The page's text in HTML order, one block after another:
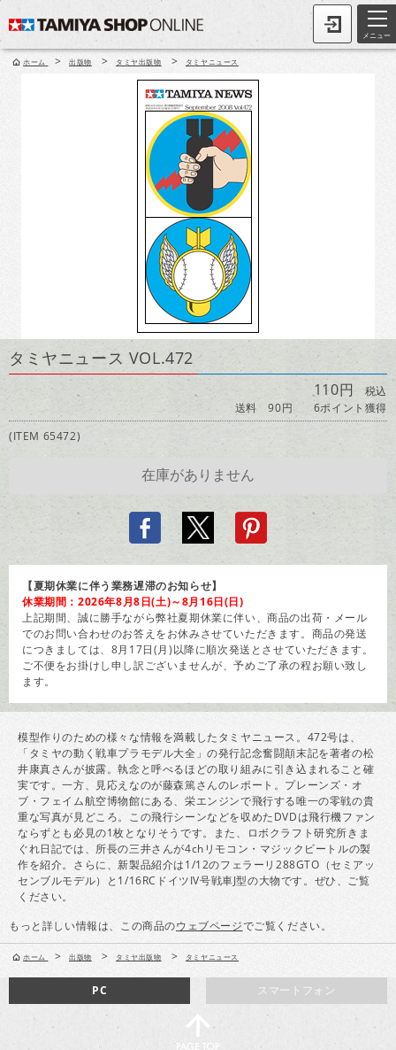
メニュー
ホーム > 出版物 > タミヤ出版物 > タミヤニュース
タミヤニュース VOL.472
110円 税込
送料 90円
6ポイント獲得
(ITEM 65472)
【夏期休業に伴う業務遅滞のお知らせ】
休業期間：2026年8月8日(土)～8月16日(日)
上記期間、誠に勝手ながら弊社夏期休業に伴い、商品の出荷・メール
でのお問い合わせのお答えをお休みさせていただきます。商品の発送
につきましては、8月17日(月)以降に順次発送とさせていただきます。
ご不便をお掛けし申し訳ございませんが、予めご了承の程お願い致し
ます。
模型作りのための様々な情報を満載したタミヤニュース。472号は、
「タミヤの動く戦車プラモデル大全」の発行記念奮闘顛末記を著者の松
井康真さんが披露。執念と呼べるほどの取り組みに引き込まれること確
実です。一方、見応えなのが藤森篤さんのレポート。プレーンズ・オ
ブ・フェイム航空博物館にある、栄エンジンで飛行する唯一の零戦の貴
重な写真が見どころ。この飛行シーンなどを収めたDVDは飛行機ファン
ならずとも必見の1枚となりそうです。また、ロボクラフト研究所きま
ぐれ日記では、所長の三井さんが4chリモコン・マジックビートルの製
作を紹介。さらに、新製品紹介は1/12のフェラーリ288GTO（セミアッ
センブルモデル）と1/16RCドイツIV号戦車J型の大物です。ぜひ、ご覧
ください。
もっと詳しい情報は、この商品のウェブページでご覧ください。
ホーム > 出版物 > タミヤ出版物 > タミヤニュース
スマートフォン
PC